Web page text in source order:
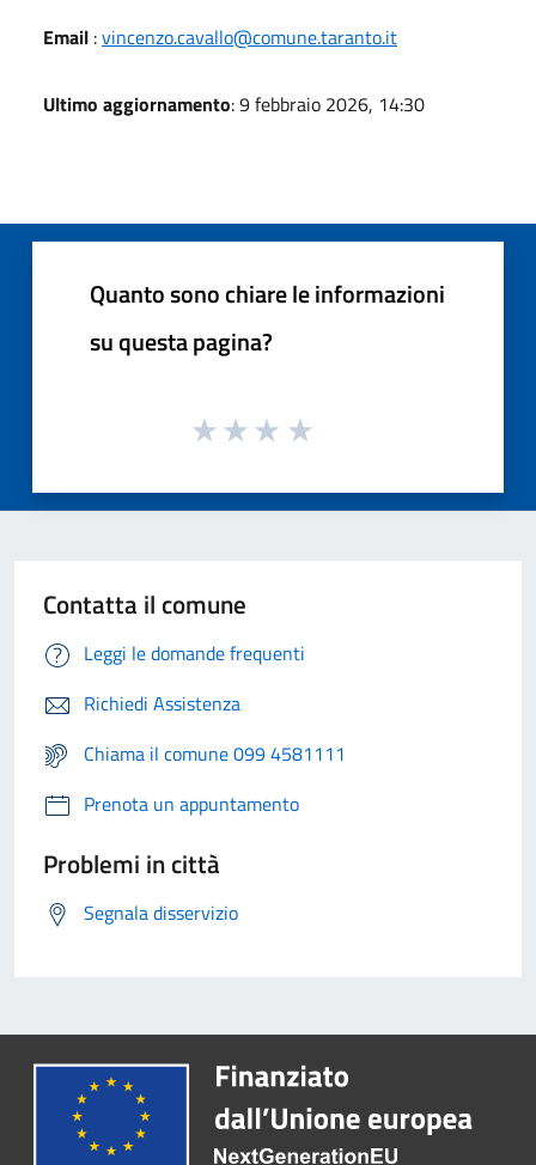
Email :vincenzo.cavallo@comune.taranto.it
Ultimo aggiornamento: 9 febbraio 2026, 14:30
Quanto sono chiare le informazioni
su questa pagina?
Contatta il comune
Leggi le domande frequenti
Richiedi Assistenza
Chiama il comune 099 4581111
Prenota un appuntamento
Problemi in città
Segnala disservizio